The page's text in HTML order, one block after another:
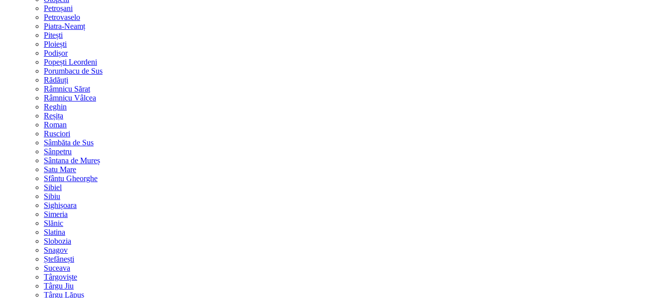
Petroșani
Petrovaselo
Piatra-Neamț
Pitești
Ploiești
Podișor
Popești Leordeni
Porumbacu de Sus
Rădăuți
Râmnicu Sărat
Râmnicu Vâlcea
Reghin
Reșița
Roman
Rusciori
Sâmbăta de Sus
Sânpetru
Sântana de Mureș
Satu Mare
Sfântu Gheorghe
Sibiel
Sibiu
Sighișoara
Simeria
Slănic
Slatina
Slobozia
Snagov
Ștefănești
Suceava
Târgoviște
Târgu Jiu
Târgu Lăpuș